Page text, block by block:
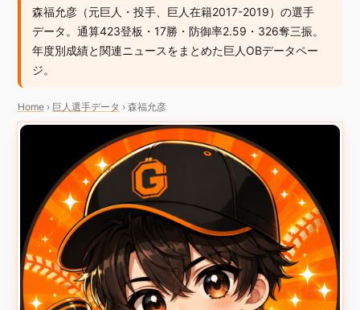
森福允彦（元巨人・投手、巨人在籍2017-2019）の選手
データ。通算423登板・17勝・防御率2.59・326奪三振。
年度別成績と関連ニュースをまとめた巨人OBデータペー
ジ。
Home › 巨人選手データ › 森福允彦